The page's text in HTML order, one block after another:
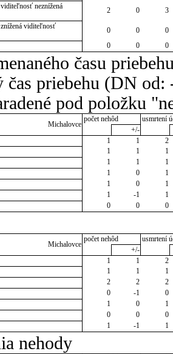
neznížená
2 0
3
viditeľnosť
0 0
0
0 0 0
času
čas priebehu (DN
pod položku
Michalovce
počet nehôd
usmrtení
+/-
1 1
2
1 1
1
1 1
1
1 0
1
1 0
1
1 -1
1
0 0 0
Michalovce
počet nehôd
usmrtení
+/-
1 1
2
1 1
1
2 2
2
0 -1
0
1 0
1
0 0
0
1 -1 1
nehody